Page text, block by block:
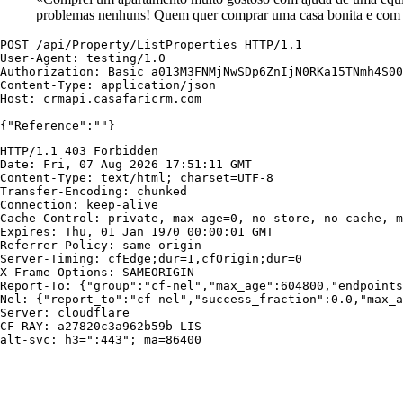
problemas nenhuns! Quem quer comprar uma casa bonita e
POST /api/Property/ListProperties HTTP/1.1
User-Agent: testing/1.0
Authorization: Basic
Content-Type: application/json
Host: crmapi.casafaricrm.com
{"Reference":""}
HTTP/1.1 403 Forbidden
Date: Fri, 07 Aug 2026 17:51:11 GMT
Content-Type: text/html; charset=UTF-8
Transfer-Encoding: chunked
Connection: keep-alive
Cache-Control: private, max-age=0, no-store, no-cache,
Expires: Thu, 01 Jan 1970 00:00:01 GMT
Referrer-Policy: same-origin
Server-Timing: cfEdge;dur=1,cfOrigin;dur=0
X-Frame-Options: SAMEORIGIN
Report-To: {"group":"cf-
Nel: {"report_to":"cf-
Server: cloudflare
CF-RAY: a27820c3a962b59b-LIS
alt-svc: h3=":443"; ma=86400